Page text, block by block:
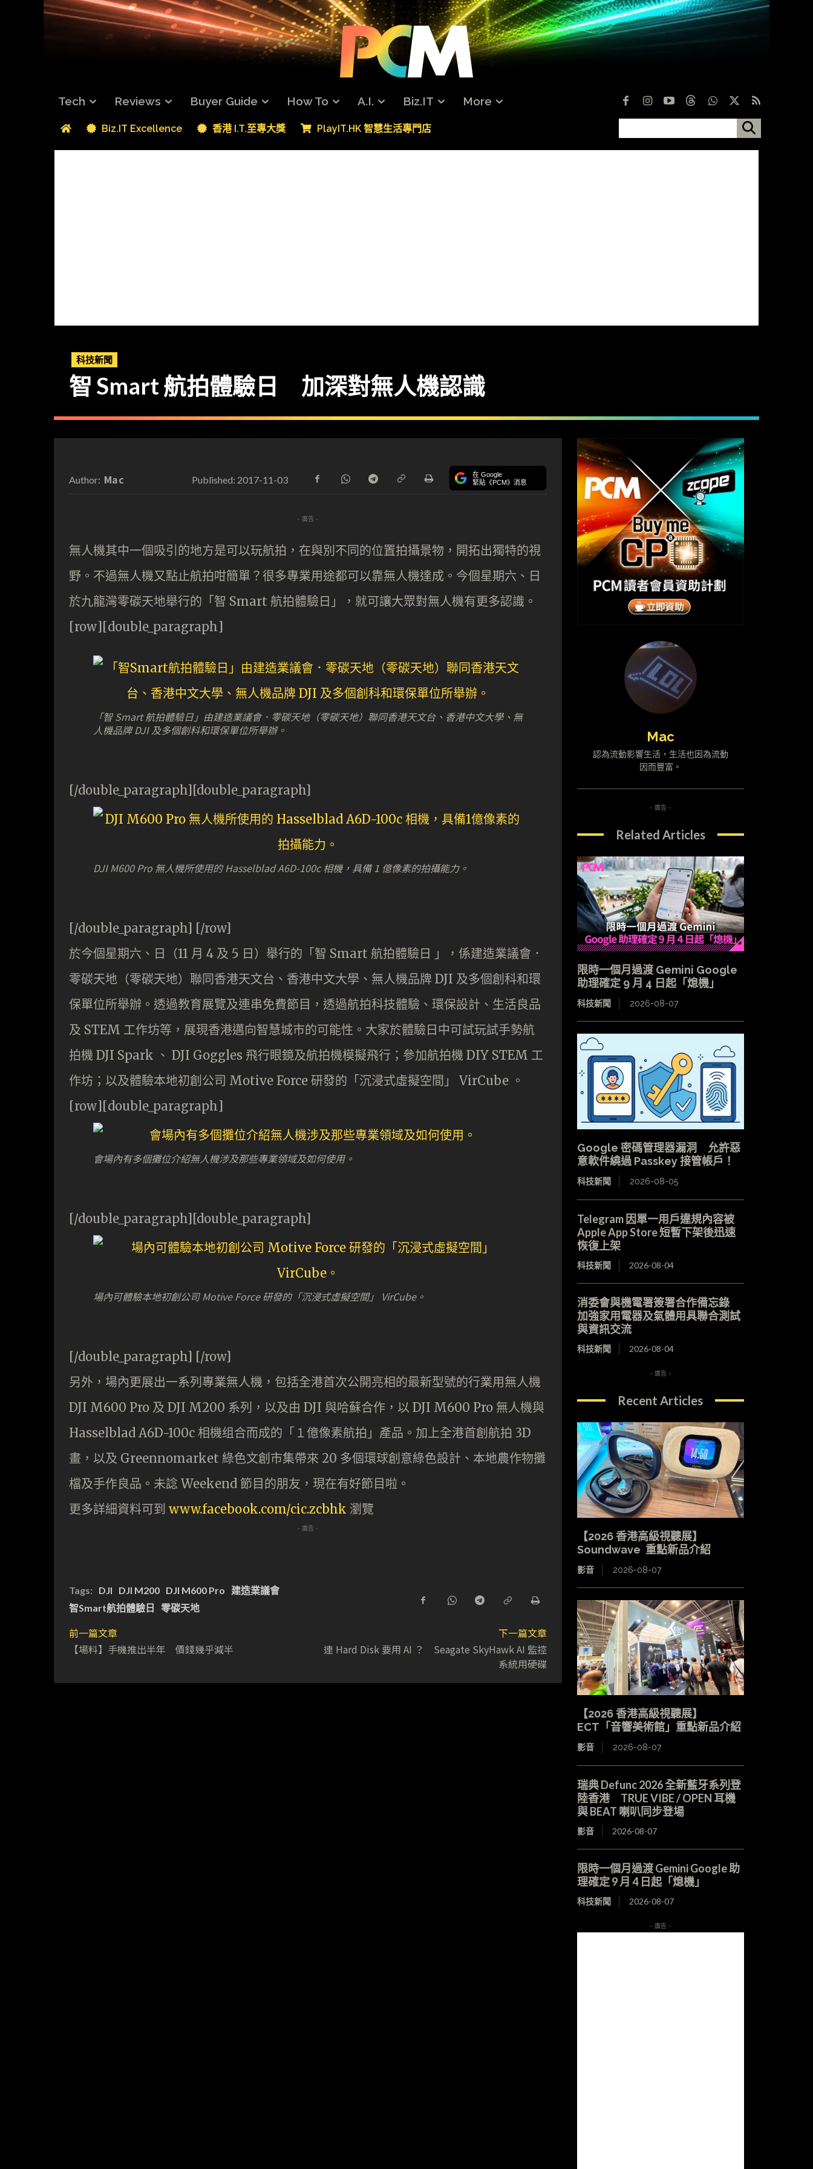
Tech Reviews Buyer Guide How To A.I. Biz.IT More
Biz.IT Excellence 香港 I.T.至專大獎 PlayIT.HK 智慧生活專門店
科技新聞
智 Smart 航拍體驗日 加深對無人機認識
Author: Mac Published: 2017-11-03 在 Google
緊貼《PCM》消息
- 廣告 -
無人機其中一個吸引的地方是可以玩航拍，在與別不同的位置拍攝景物，開拓出獨特的視
野。不過無人機又點止航拍咁簡單？很多專業用途都可以靠無人機達成。今個星期六、日
於九龍灣零碳天地舉行的「智 Smart 航拍體驗日」，就可讓大眾對無人機有更多認識。
[row][double_paragraph]
「智 Smart 航拍體驗日」由建造業議會．零碳天地（零碳天地）聯同香港天文台、香港中文大學、無
人機品牌 DJI 及多個創科和環保單位所舉辦。
[/double_paragraph][double_paragraph]
DJI M600 Pro 無人機所使用的 Hasselblad A6D-100c 相機，具備 1 億像素的拍攝能力。
[/double_paragraph] [/row]
於今個星期六、日（11 月 4 及 5 日）舉行的「智 Smart 航拍體驗日 」，係建造業議會．
零碳天地（零碳天地）聯同香港天文台、香港中文大學、無人機品牌 DJI 及多個創科和環
保單位所舉辦。透過教育展覽及連串免費節目，透過航拍科技體驗、環保設計、生活良品
及 STEM 工作坊等，展現香港邁向智慧城市的可能性。大家於體驗日中可試玩試手勢航
拍機 DJI Spark 、 DJI Goggles 飛行眼鏡及航拍機模擬飛行；參加航拍機 DIY STEM 工
作坊；以及體驗本地初創公司 Motive Force 研發的「沉浸式虛擬空間」 VirCube 。
[row][double_paragraph]
會場內有多個攤位介紹無人機涉及那些專業領域及如何使用。
[/double_paragraph][double_paragraph]
場內可體驗本地初創公司 Motive Force 研發的「沉浸式虛擬空間」 VirCube。
[/double_paragraph] [/row]
另外，場內更展出一系列專業無人機，包括全港首次公開亮相的最新型號的行業用無人機
DJI M600 Pro 及 DJI M200 系列，以及由 DJI 與哈蘇合作，以 DJI M600 Pro 無人機與
Hasselblad A6D-100c 相機组合而成的「１億像素航拍」產品。加上全港首創航拍 3D
畫，以及 Greennomarket 綠色文創市集帶來 20 多個環球創意綠色設計、本地農作物攤
檔及手作良品。未諗 Weekend 節目的朋友，現在有好節目啦。
更多詳細資料可到 www.facebook.com/cic.zcbhk 瀏覽
- 廣告 -
Tags: DJI DJI M200 DJI M600 Pro
建造業議會
智Smart航拍體驗日
零碳天地
前一篇文章
【場料】手機推出半年 價錢幾乎減半
下一篇文章
連 Hard Disk 要用 AI ？ Seagate SkyHawk AI 監控
系統用硬碟
Mac
認為流動影響生活，生活也因為流動
因而豐富。
- 廣告 -
Related Articles
限時一個月過渡 Gemini Google
助理確定 9 月 4 日起「熄機」
科技新聞 2026-08-07
Google 密碼管理器漏洞 允許惡
意軟件繞過 Passkey 接管帳戶！
科技新聞 2026-08-05
Telegram 因單一用戶違規內容被
Apple App Store 短暫下架後迅速
恢復上架
科技新聞 2026-08-04
消委會與機電署簽署合作備忘錄
加強家用電器及氣體用具聯合測試
與資訊交流
科技新聞 2026-08-04
- 廣告 -
Recent Articles
【2026 香港高級視聽展】
Soundwave 重點新品介紹
影音 2026-08-07
【2026 香港高級視聽展】
ECT「音響美術館」重點新品介紹
影音 2026-08-07
瑞典 Defunc 2026 全新藍牙系列登
陸香港 TRUE VIBE / OPEN 耳機
與 BEAT 喇叭同步登場
影音 2026-08-07
限時一個月過渡 Gemini Google 助
理確定 9 月 4 日起「熄機」
科技新聞 2026-08-07
- 廣告 -